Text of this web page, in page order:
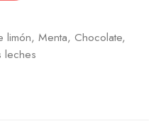
limón, Menta, Chocolate,
leches